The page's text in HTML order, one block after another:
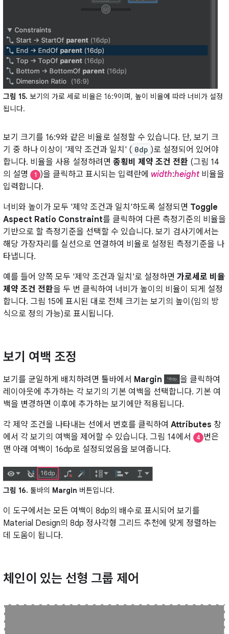
그림 15. 보기의 가로 세로 비율은 16:9이며, 높이 비율에 따라 너비가 설정
됩니다.
보기 크기를 16:9와 같은 비율로 설정할 수 있습니다. 단, 보기 크
기 중 하나 이상이 '제약 조건과 일치' ( 0dp )로 설정되어 있어야
합니다. 비율을 사용 설정하려면 종횡비 제약 조건 전환 (그림 14
의 설명
1 )을 클릭하고 표시되는 입력란에 width:height비율을
입력합니다.
너비와 높이가 모두 '제약 조건과 일치'하도록 설정되면 Toggle
Aspect Ratio Constraint를 클릭하여 다른 측정기준의 비율을
기반으로 할 측정기준을 선택할 수 있습니다. 보기 검사기에서는
해당 가장자리를 실선으로 연결하여 비율로 설정된 측정기준을 나
타냅니다.
예를 들어 양쪽 모두 '제약 조건과 일치'로 설정하면 가로세로 비율
제약 조건 전환을 두 번 클릭하여 너비가 높이의 비율이 되게 설정
합니다. 그림 15에 표시된 대로 전체 크기는 보기의 높이(임의 방
식으로 정의 가능)로 표시됩니다.
보기 여백 조정
보기를 균일하게 배치하려면 툴바에서 Margin
을 클릭하여
레이아웃에 추가하는 각 보기의 기본 여백을 선택합니다. 기본 여
백을 변경하면 이후에 추가하는 보기에만 적용됩니다.
각 제약 조건을 나타내는 선에서 번호를 클릭하여 Attributes 창
에서 각 보기의 여백을 제어할 수 있습니다. 그림 14에서
4 번은
맨 아래 여백이 16dp로 설정되었음을 보여줍니다.
그림 16. 툴바의 Margin 버튼입니다.
이 도구에서는 모든 여백이 8dp의 배수로 표시되어 보기를
Material Design의 8dp 정사각형 그리드 추천에 맞게 정렬하는
데 도움이 됩니다.
체인이 있는 선형 그룹 제어